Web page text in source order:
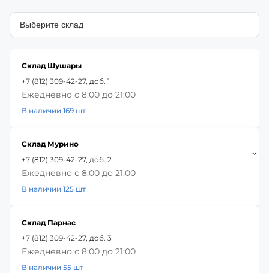
Склад Шушары
+7 (812) 309-42-27, доб. 1
Ежедневно с 8:00 до 21:00
В наличии 169 шт
Склад Мурино
+7 (812) 309-42-27, доб. 2
Ежедневно с 8:00 до 21:00
В наличии 125 шт
Склад Парнас
+7 (812) 309-42-27, доб. 3
Ежедневно с 8:00 до 21:00
В наличии 55 шт